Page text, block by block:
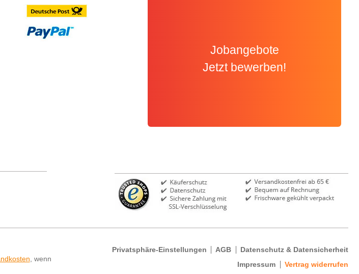
Jobangebote
Jetzt bewerben!
, wenn
Privatsphäre-Einstellungen AGB
Datenschutz & Datensicherheit
Impressum
Vertrag widerrufen